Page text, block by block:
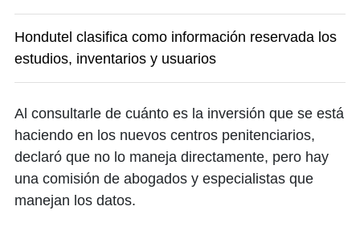
Hondutel clasifica como información reservada los
estudios, inventarios y usuarios
Al consultarle de cuánto es la inversión que se está
haciendo en los nuevos centros penitenciarios,
declaró que no lo maneja directamente, pero hay
una comisión de abogados y especialistas que
manejan los datos.